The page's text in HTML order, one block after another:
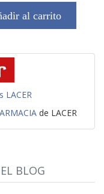
al carrito
LACER
de LACER
BLOG